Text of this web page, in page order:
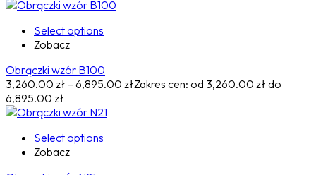
Select options
Zobacz
Obrączki wzór B100
3,260.00 zł – 6,895.00 złZakres cen: od 3,260.00 zł do
6,895.00 zł
Select options
Zobacz